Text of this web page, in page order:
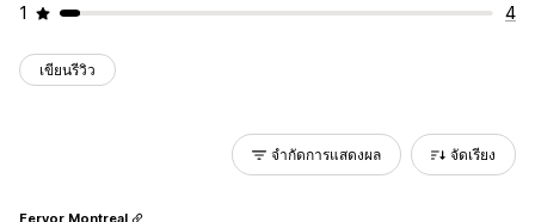
1
4
เขียนรีวิว
จำกัดการแสดงผล จัดเรียง
Fervor Montreal